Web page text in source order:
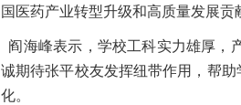
国医药产业转型升级和高质量发展贡
阎海峰表示，学校工科实力雄厚，
诚期待张平校友发挥纽带作用，帮
化。